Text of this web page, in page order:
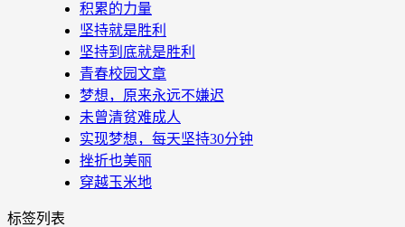
积累的力量
坚持就是胜利
坚持到底就是胜利
青春校园文章
梦想，原来永远不嫌迟
未曾清贫难成人
实现梦想，每天坚持30分钟
挫折也美丽
穿越玉米地
标签列表